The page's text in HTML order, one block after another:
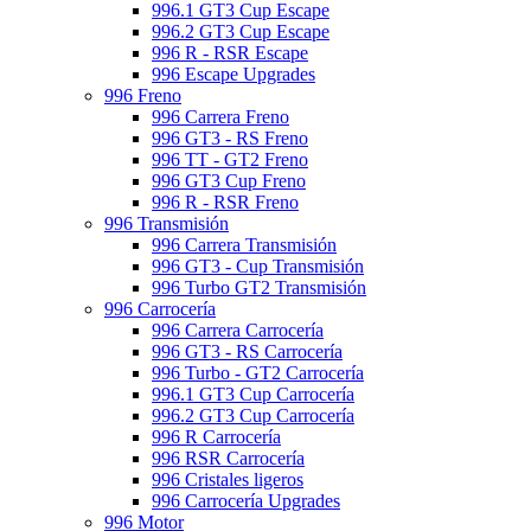
996.1 GT3 Cup Escape
996.2 GT3 Cup Escape
996 R - RSR Escape
996 Escape Upgrades
996 Freno
996 Carrera Freno
996 GT3 - RS Freno
996 TT - GT2 Freno
996 GT3 Cup Freno
996 R - RSR Freno
996 Transmisión
996 Carrera Transmisión
996 GT3 - Cup Transmisión
996 Turbo GT2 Transmisión
996 Carrocería
996 Carrera Carrocería
996 GT3 - RS Carrocería
996 Turbo - GT2 Carrocería
996.1 GT3 Cup Carrocería
996.2 GT3 Cup Carrocería
996 R Carrocería
996 RSR Carrocería
996 Cristales ligeros
996 Carrocería Upgrades
996 Motor